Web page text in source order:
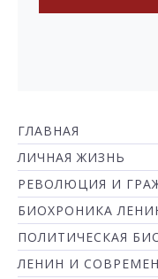
ГЛАВНАЯ
ЛИЧНАЯ ЖИЗНЬ
РЕВОЛЮЦИЯ И
БИОХРОНИКА
ПОЛИТИЧЕСКАЯ
ЛЕНИН И